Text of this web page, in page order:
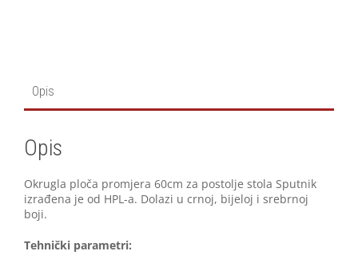
Opis
Opis
Okrugla ploča promjera 60cm za postolje stola Sputnik
izrađena je od HPL-a. Dolazi u crnoj, bijeloj i srebrnoj
boji.
Tehnički parametri: